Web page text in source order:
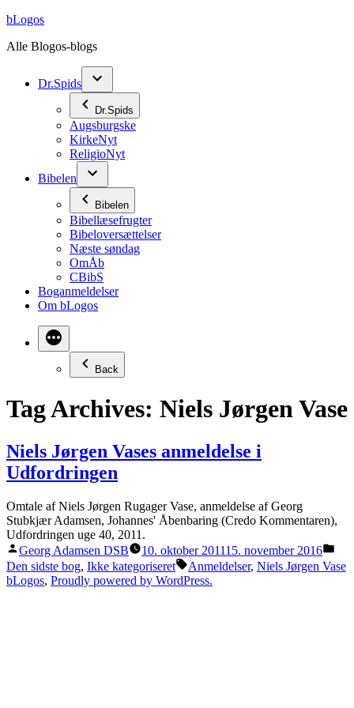
Videre
indhold
bLogos
Alle Blogos-blogs
Dr.Spids
Dr.Spids
Augsburgske
KirkeNyt
ReligioNyt
Bibelen
Bibelen
Bibellæsefrugter
Bibeloversættelser
Næste søndag
OmÅb
CBibS
Boganmeldelser
Om bLogos
Back
Tag Archives: Niels Jørgen Vase
Niels Jørgen Vases anmeldelse i
Udfordringen
Omtale af Niels Jørgen Rugager Vase, anmeldelse af Georg
Stubkjær Adamsen, Johannes' Åbenbaring (Credo Kommentaren),
Udfordringen uge 40, 2011.
Posted
by
Georg Adamsen DSB 10. oktober 201115. november 2016
in
Den sidste bog, Ikke kategoriseret Tags:
Anmeldelser, Niels Jørgen Vase
bLogos, Proudly powered by WordPress.